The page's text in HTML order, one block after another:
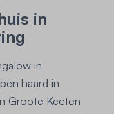
in
in
haard in
Groote Keeten